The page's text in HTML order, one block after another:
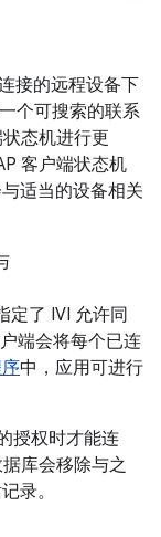
接的远程设备下
个可搜索的联系
态机进行更
客户端状态机
适当的设备相关
定了 IVI 允许同
端会将每个已连
中，应用可进行
授权时才能连
库会移除与之
录。